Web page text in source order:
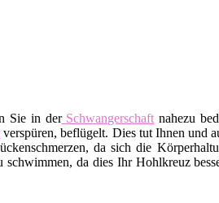
Sie in derSchwangerschaft nahezu
verspüren, beflügelt. Dies tut Ihnen und
da sich die
da dies Ihr Hohlkreuz